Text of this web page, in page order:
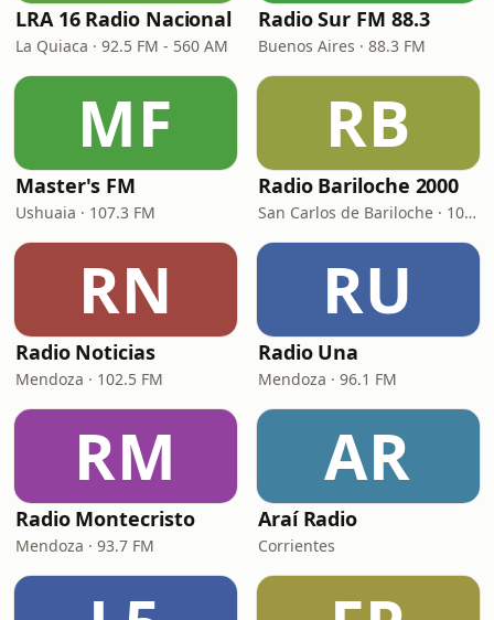
LRA 16 Radio Nacional
La Quiaca · 92.5 FM - 560 AM
Radio Sur FM 88.3
Buenos Aires · 88.3 FM
MF
Master's FM
Ushuaia · 107.3 FM
RB
Radio Bariloche 2000
San Carlos de Bariloche · 103.1 FM
RN
Radio Noticias
Mendoza · 102.5 FM
RU
Radio Una
Mendoza · 96.1 FM
RM
Radio Montecristo
Mendoza · 93.7 FM
AR
Araí Radio
Corrientes